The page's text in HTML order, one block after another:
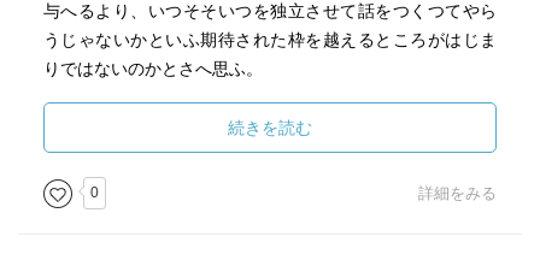
与へるより、いつそそいつを独立させて話をつくつてやら
うじゃないかといふ期待された枠を越えるところがはじま
りではないのかとさへ思ふ。
が対話をしながら、様々な状況を考へたり、別の一面を見
せるといった対話ができるのである。それは、たとえ、い
じめてくんのやうなキャラであつても、物語は起こるとい
ふことでもある。
続きを読む
0 詳細をみる